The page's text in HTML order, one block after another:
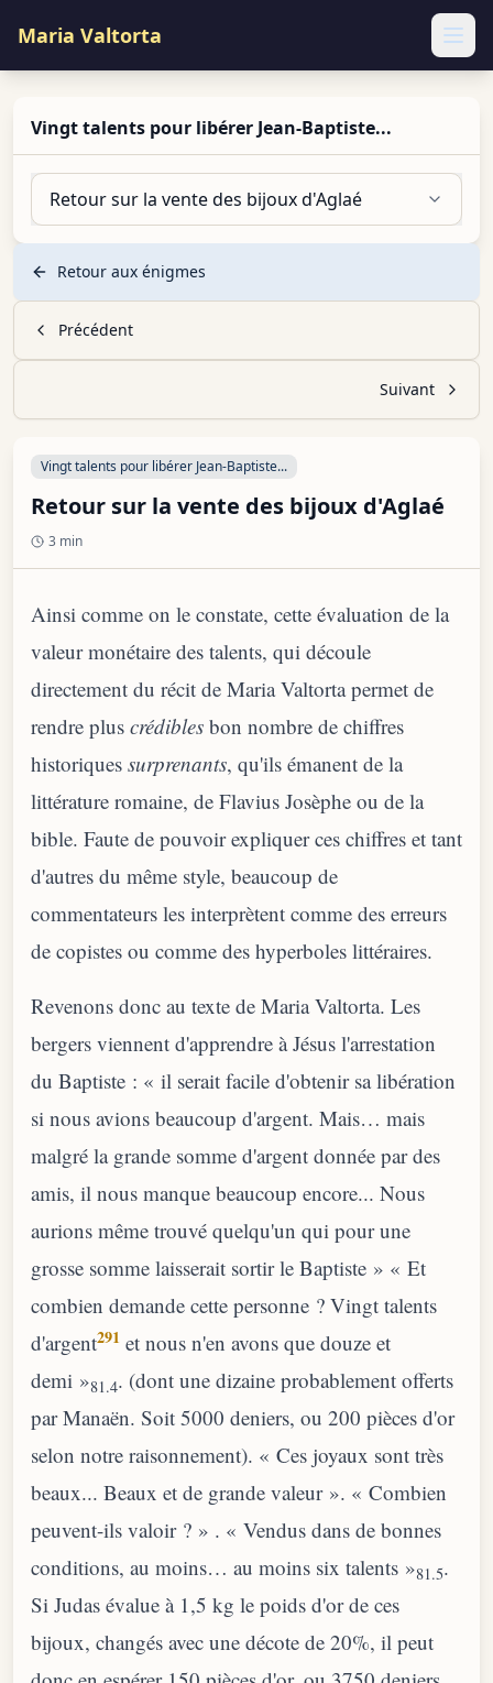
Maria Valtorta
Vingt talents pour libérer Jean-Baptiste...
Retour sur la vente des bijoux d'Aglaé
Retour aux énigmes
Précédent
Suivant
Vingt talents pour libérer Jean-Baptiste...
Retour sur la vente des bijoux d'Aglaé
3 min
Ainsi comme on le constate, cette évaluation de la
valeur monétaire des talents, qui découle
directement du récit de Maria Valtorta permet de
rendre plus crédibles bon nombre de chiffres
historiques surprenants, qu'ils émanent de la
littérature romaine, de Flavius Josèphe ou de la
bible. Faute de pouvoir expliquer ces chiffres et tant
d'autres du même style, beaucoup de
commentateurs les interprètent comme des erreurs
de copistes ou comme des hyperboles littéraires.
Revenons donc au texte de Maria Valtorta. Les
bergers viennent d'apprendre à Jésus l'arrestation
du Baptiste : « il serait facile d'obtenir sa libération
si nous avions beaucoup d'argent. Mais… mais
malgré la grande somme d'argent donnée par des
amis, il nous manque beaucoup encore... Nous
aurions même trouvé quelqu'un qui pour une
grosse somme laisserait sortir le Baptiste » « Et
combien demande cette personne ? Vingt talents
d'argent291 et nous n'en avons que douze et
demi »81.4. (dont une dizaine probablement offerts
par Manaën. Soit 5000 deniers, ou 200 pièces d'or
selon notre raisonnement). « Ces joyaux sont très
beaux... Beaux et de grande valeur ». « Combien
peuvent-ils valoir ? » . « Vendus dans de bonnes
conditions, au moins… au moins six talents »81.5.
Si Judas évalue à 1,5 kg le poids d'or de ces
bijoux, changés avec une décote de 20%, il peut